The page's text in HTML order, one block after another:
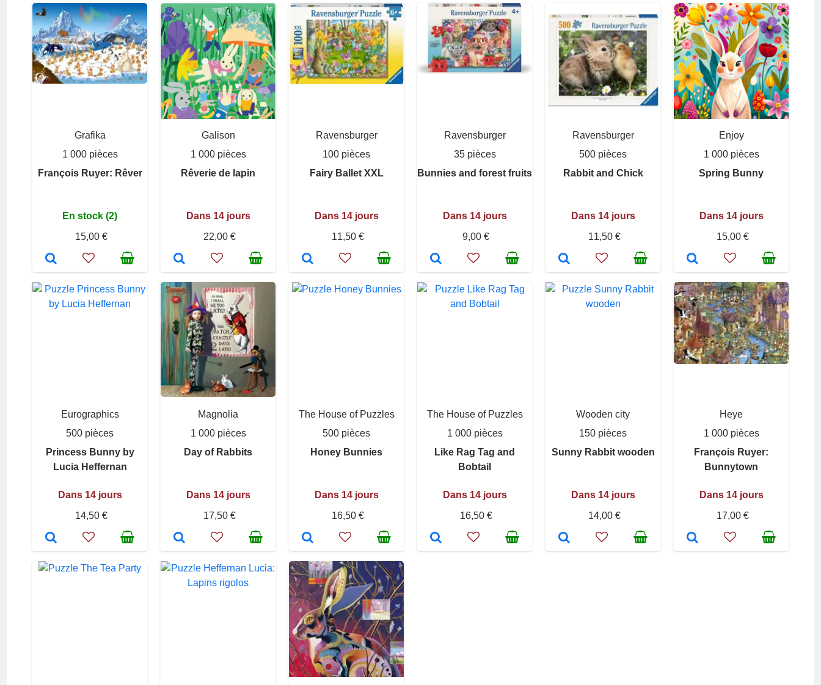
Grafika
1 000 pièces
François Ruyer: Rêver
En stock (2)
15,00 €
Galison
1 000 pièces
Rêverie de lapin
Dans 14 jours
22,00 €
Ravensburger
100 pièces
Fairy Ballet XXL
Dans 14 jours
11,50 €
Ravensburger
35 pièces
Bunnies and forest fruits
Dans 14 jours
9,00 €
Ravensburger
500 pièces
Rabbit and Chick
Dans 14 jours
11,50 €
Enjoy
1 000 pièces
Spring Bunny
Dans 14 jours
15,00 €
Eurographics
500 pièces
Princess Bunny by
Lucia Heffernan
Dans 14 jours
14,50 €
Magnolia
1 000 pièces
Day of Rabbits
Dans 14 jours
17,50 €
The House of Puzzles
500 pièces
Honey Bunnies
Dans 14 jours
16,50 €
The House of Puzzles
1 000 pièces
Like Rag Tag and
Bobtail
Dans 14 jours
16,50 €
Wooden city
150 pièces
Sunny Rabbit wooden
Dans 14 jours
14,00 €
Heye
1 000 pièces
François Ruyer:
Bunnytown
Dans 14 jours
17,00 €